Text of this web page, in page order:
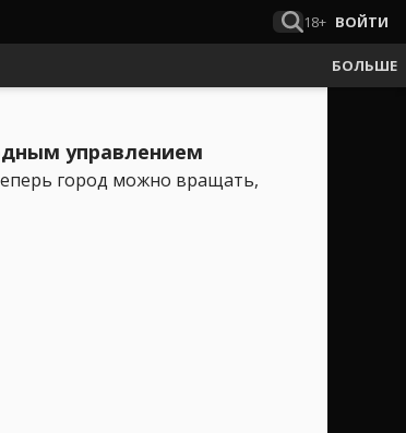
18+ ВОЙТИ
БОЛЬШЕ
управлением
город можно вращать,